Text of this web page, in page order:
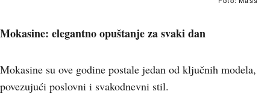
Mokasine: elegantno opuštanje za svaki dan
Mokasine su ove godine postale jedan od ključnih modela,
povezujući poslovni i svakodnevni stil.